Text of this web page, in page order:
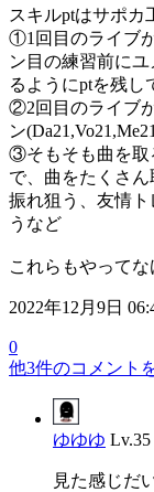
スキルptはサポカ
①1回目のライブ
ン目の練習前に
るようにptを残し
②2回目のライブ
ン
③そもそも曲を取
で、曲をたくさ
振れ狙う、友情
うなど
これらもやってな
2022年12月9日
0
他3件のコメント
ゆゆゆ Lv.35
見た感じだ